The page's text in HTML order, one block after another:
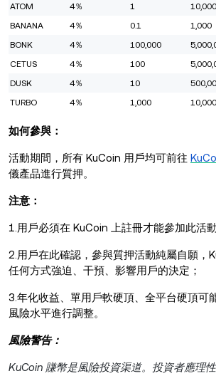
ATOM
4％ 1 10,000
BANANA
4％ 0.1 1,000
BONK
4％ 100,000
CETUS
4％ 100
DUSK
4％ 10
TURBO
4％ 1,000
如何參與：
活動期間，所有 KuCoin 用戶均可前往
儀產品進行質押。
注意：
1.用戶必須在 KuCoin 上註冊才能參加此活動
2.用戶在此確認，參與質押活動純屬自願，
任何方式強迫、干預、影響用戶的決定；
3.年化收益、單用戶軟硬頂、全平台硬頂可
風險水平進行調整。
風險警告：
KuCoin 賺幣是風險投資渠道。投資者應理